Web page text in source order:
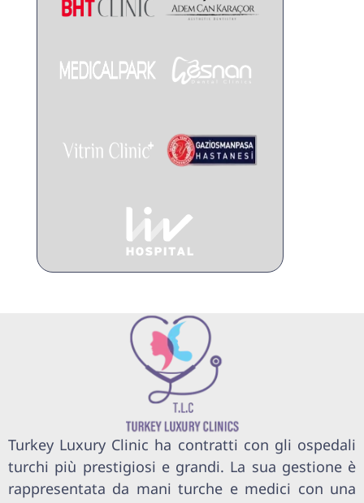
Turkey Luxury Clinic ha contratti con gli ospedali
turchi più prestigiosi e grandi. La sua gestione è
rappresentata da mani turche e medici con una